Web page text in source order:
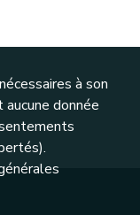
à son
donnée